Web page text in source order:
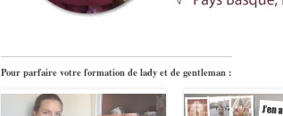
Pour parfaire votre formation de lady et de gentleman :